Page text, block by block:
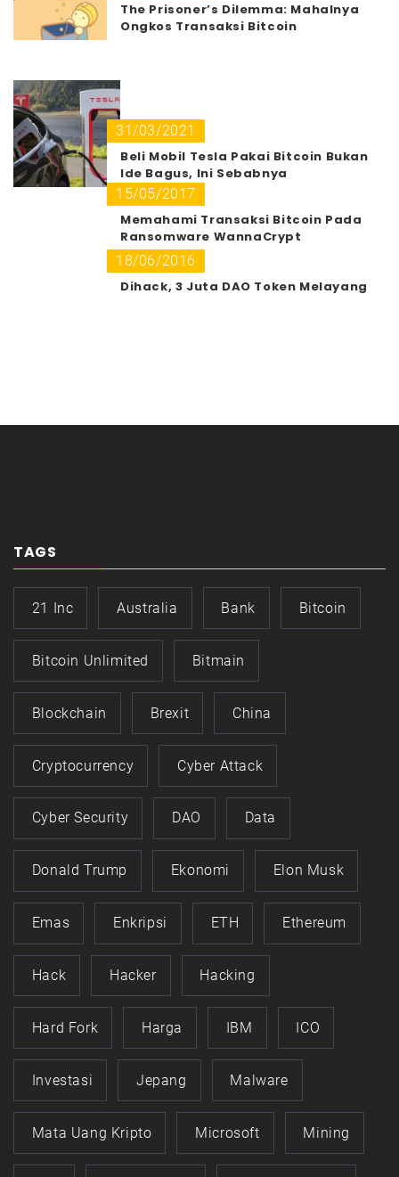
The Prisoner’s Dilemma: Mahalnya
Ongkos Transaksi Bitcoin
31/03/2021
Beli Mobil Tesla Pakai Bitcoin Bukan
Ide Bagus, Ini Sebabnya
15/05/2017
Memahami Transaksi Bitcoin Pada
Ransomware WannaCrypt
18/06/2016
Dihack, 3 Juta DAO Token Melayang
TAGS
21 Inc Australia Bank Bitcoin
Bitcoin Unlimited Bitmain
Blockchain Brexit China
Cryptocurrency Cyber Attack
Cyber Security DAO Data
Donald Trump Ekonomi Elon Musk
Emas Enkripsi ETH Ethereum
Hack Hacker Hacking
Hard Fork Harga IBM ICO
Investasi Jepang Malware
Mata Uang Kripto Microsoft Mining